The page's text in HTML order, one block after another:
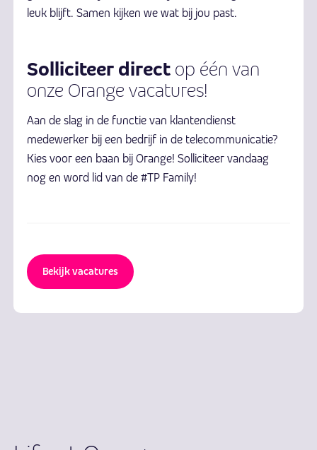
leuk blijft. Samen kijken we wat bij jou past.
Solliciteer direct op één van
onze Orange vacatures!
Aan de slag in de functie van klantendienst
medewerker bij een bedrijf in de telecommunicatie?
Kies voor een baan bij Orange! Solliciteer vandaag
nog en word lid van de #TP Family!
Bekijk vacatures